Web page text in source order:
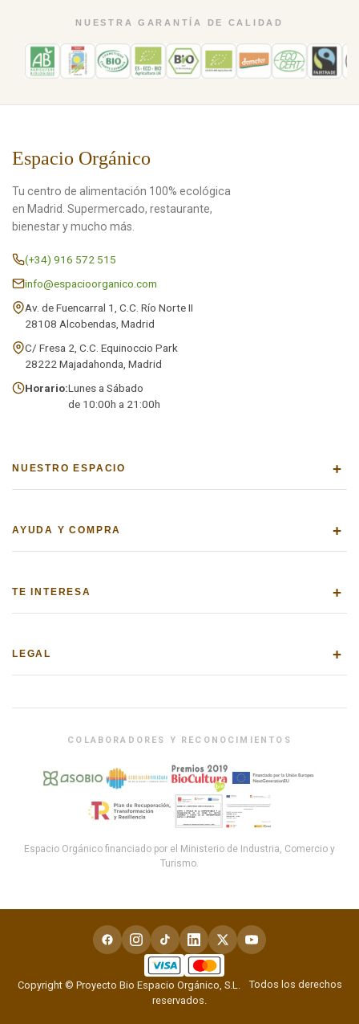
NUESTRA GARANTÍA DE CALIDAD
Espacio Orgánico
Tu centro de alimentación 100% ecológica
en Madrid. Supermercado, restaurante,
bienestar y mucho más.
(+34) 916 572 515
info@espacioorganico.com
Av. de Fuencarral 1, C.C. Río Norte II
28108 Alcobendas, Madrid
C/ Fresa 2, C.C. Equinoccio Park
28222 Majadahonda, Madrid
Horario:Lunes a Sábado
de 10:00h a 21:00h
NUESTRO ESPACIO +
AYUDA Y COMPRA +
TE INTERESA +
LEGAL +
COLABORADORES Y RECONOCIMIENTOS
Espacio Orgánico financiado por el Ministerio de Industria, Comercio y
Turismo.
Copyright © Proyecto Bio Espacio Orgánico, S.L.
Todos los derechos
reservados.